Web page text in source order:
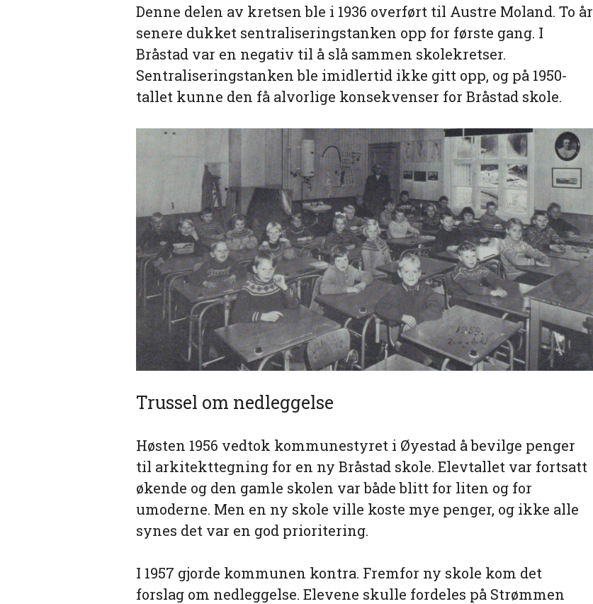
Denne delen av kretsen ble i 1936 overført til Austre Moland. To år
senere dukket sentraliseringstanken opp for første gang. I
Bråstad var en negativ til å slå sammen skolekretser.
Sentraliseringstanken ble imidlertid ikke gitt opp, og på 1950-
tallet kunne den få alvorlige konsekvenser for Bråstad skole.
Trussel om nedleggelse
Høsten 1956 vedtok kommunestyret i Øyestad å bevilge penger
til arkitekttegning for en ny Bråstad skole. Elevtallet var fortsatt
økende og den gamle skolen var både blitt for liten og for
umoderne. Men en ny skole ville koste mye penger, og ikke alle
synes det var en god prioritering.
I 1957 gjorde kommunen kontra. Fremfor ny skole kom det
forslag om nedleggelse. Elevene skulle fordeles på Strømmen